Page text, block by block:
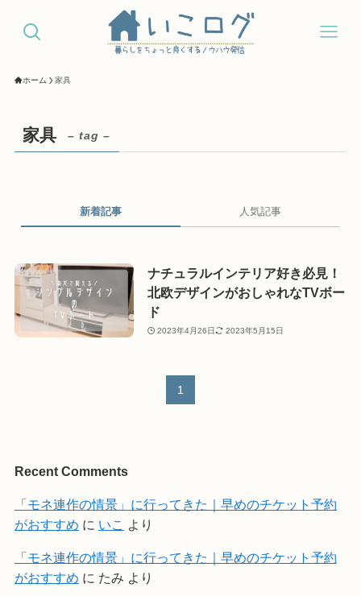
ホーム 家具
家具 – tag –
新着記事 人気記事
ナチュラルインテリア好き必見！
北欧デザインがおしゃれなTVボー
ド
2023年4月26日 2023年5月15日
1
Recent Comments
「モネ連作の情景」に行ってきた｜早めのチケット予約
がおすすめ に いこ より
「モネ連作の情景」に行ってきた｜早めのチケット予約
がおすすめ に たみ より